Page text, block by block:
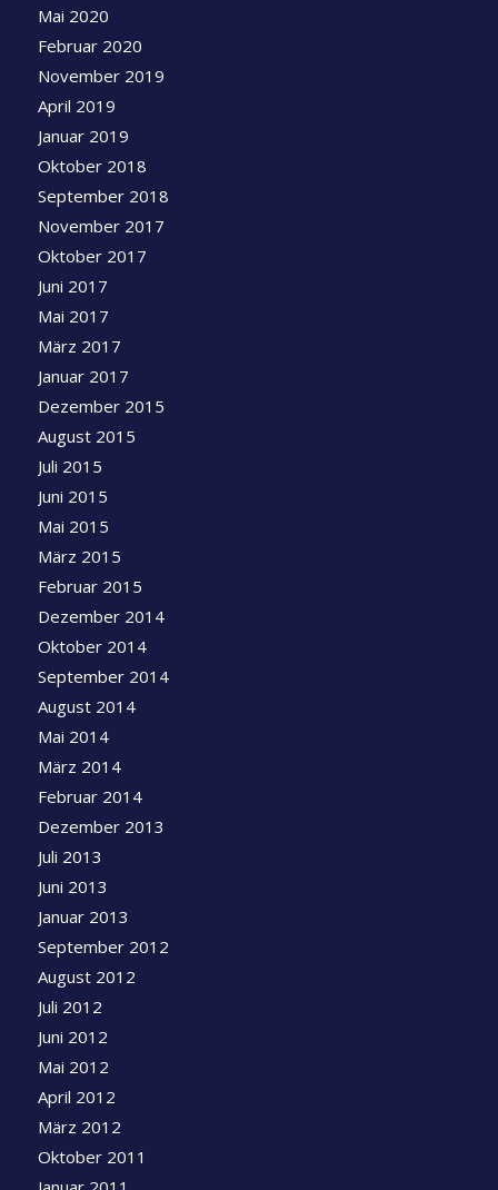
Mai 2020
Februar 2020
November 2019
April 2019
Januar 2019
Oktober 2018
September 2018
November 2017
Oktober 2017
Juni 2017
Mai 2017
März 2017
Januar 2017
Dezember 2015
August 2015
Juli 2015
Juni 2015
Mai 2015
März 2015
Februar 2015
Dezember 2014
Oktober 2014
September 2014
August 2014
Mai 2014
März 2014
Februar 2014
Dezember 2013
Juli 2013
Juni 2013
Januar 2013
September 2012
August 2012
Juli 2012
Juni 2012
Mai 2012
April 2012
März 2012
Oktober 2011